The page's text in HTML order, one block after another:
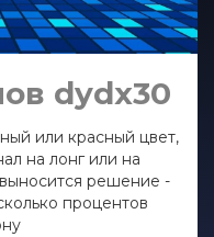
dydx30
или красный цвет,
на лонг или на
решение -
процентов